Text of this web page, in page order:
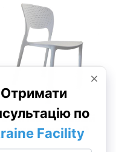
Стул пластиковый
универсальный